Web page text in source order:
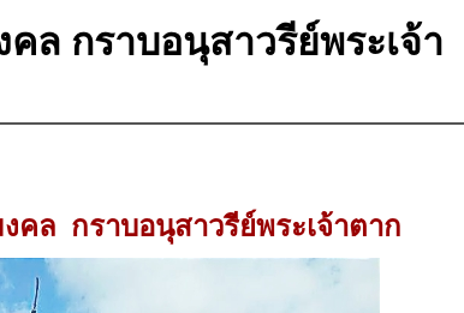
ล กราบอนุสาวรีย์พระเจ้า
ล กราบอนุสาวรีย์พระเจ้าตาก